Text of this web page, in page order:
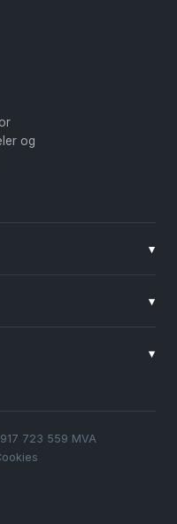
og
▾
▾
▾
723 559 MVA